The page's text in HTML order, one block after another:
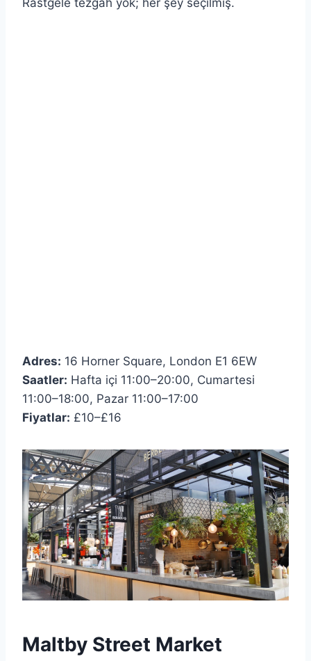
Rastgele tezgâh yok; her şey seçilmiş.
Adres: 16 Horner Square, London E1 6EW
Saatler: Hafta içi 11:00–20:00, Cumartesi
11:00–18:00, Pazar 11:00–17:00
Fiyatlar: £10–£16
Maltby Street Market